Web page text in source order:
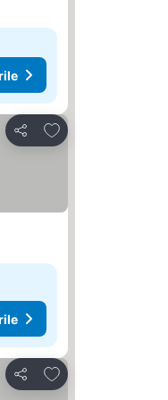
Distribuiți
Adăugaţi la favorite
Distribuiți
Adăugaţi la favorite